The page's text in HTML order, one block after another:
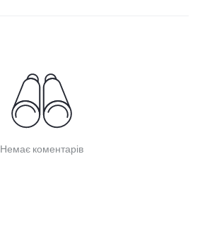
Немає коментарів